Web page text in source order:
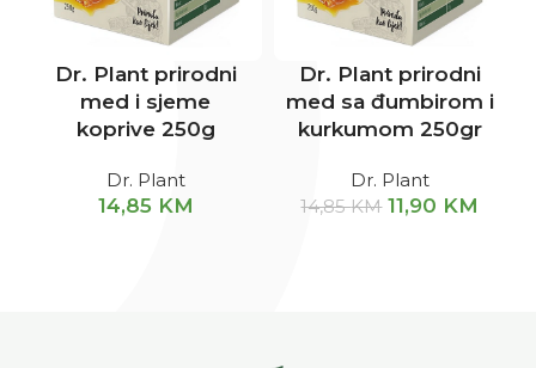
Dr. Plant prirodni
med i sjeme
koprive 250g
Dr. Plant
14,85 KM
Dr. Plant prirodni
med sa đumbirom i
kurkumom 250gr
Dr. Plant
14,85KM 11,90 KM